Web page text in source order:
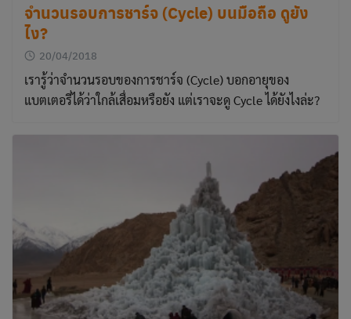
จำนวนรอบการชาร์จ (Cycle) บนมือถือ ดูยัง
ไง?
20/04/2018
เรารู้ว่าจำนวนรอบของการชาร์จ (Cycle) บอกอายุของ
แบตเตอรี่ได้ว่าใกล้เสื่อมหรือยัง แต่เราจะดู Cycle ได้ยังไงล่ะ?